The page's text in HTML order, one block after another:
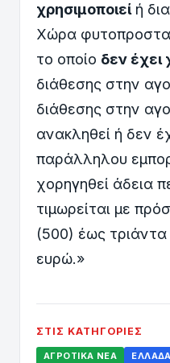
χρησιμοποιείή
Χώρα
το οποίο δεν έχει
διάθεσης στην
διάθεσης στην
ανακληθεί ή δεν
παράλληλου
χορηγηθεί άδεια
τιμωρείται με
(500) έως
ευρώ.»
ΣΤΙΣ ΚΑΤΗΓΟΡΊΕΣ
ΑΓΡΟΤΙΚΆ ΝΈΑ ΕΛΛΆΔΑ